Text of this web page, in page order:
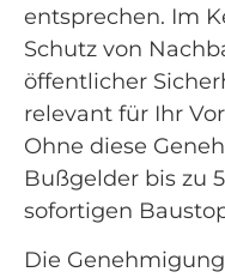
entsprechen. Im
Schutz von
öffentlicher
relevant für Ihr
Ohne diese
Bußgelder bis zu
sofortigen
Die